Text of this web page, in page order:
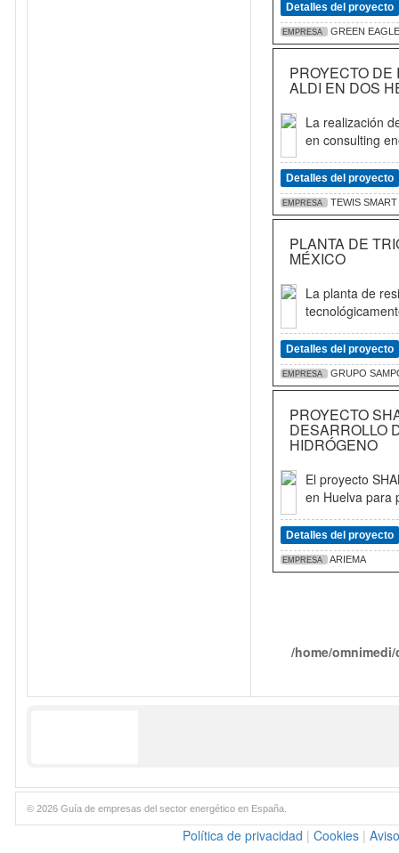
Detalles del proyecto
EMPRESA GREEN
PROYECTO
ALDI EN DOS
La realización
en consulting
Detalles del proyecto
EMPRESA TEWIS
PLANTA DE
MÉXICO
La planta de
Detalles del proyecto
EMPRESA GRUPO
PROYECTO
DESARROLLO
HIDRÓGENO
El proyecto
en Huelva para
Detalles del proyecto
EMPRESA ARIEMA
/home/
© 2026 Guía de empresas del sector energético en España.
Política de privacidad | Cookies |